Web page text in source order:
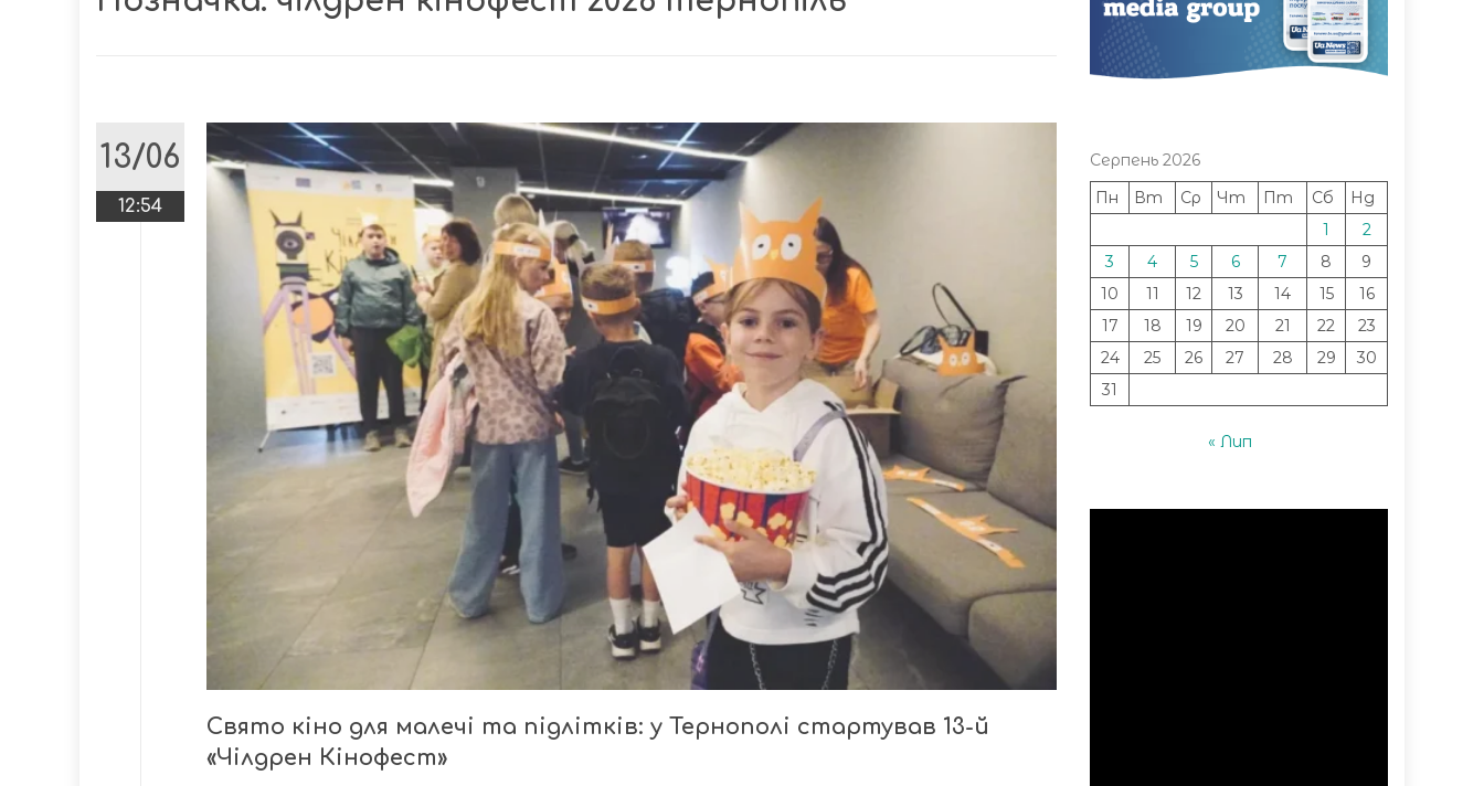
13/06
12:54
Свято кіно для малечі та підлітків: у Тернополі стартував 13-й
«Чілдрен Кінофест»
Серпень 2026
Пн
Вт Ср Чт Пт Сб
Нд
1
2
3
4 5 6 7 8
9
10
11 12 13 14 15
16
17
18 19 20 21 22
23
24
25 26 27 28 29
30
31
« Лип